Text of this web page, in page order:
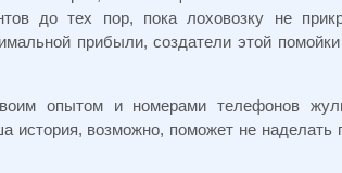
до тех пор, пока лоховозку не
прибыли, создатели этой
опытом и номерами телефонов
история, возможно, поможет не наделать